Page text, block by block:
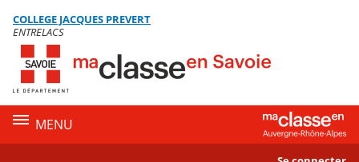
Menu de la rubrique
Contenu
COLLEGE JACQUES PREVERT
ENTRELACS
MENU